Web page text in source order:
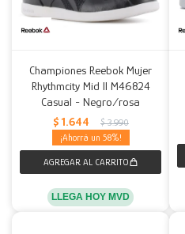
Championes Reebok Mujer
Rhythmcity Mid II M46824
Casual - Negro/rosa
$ 1.644 $ 3.990
58
LLEGA HOY MVD